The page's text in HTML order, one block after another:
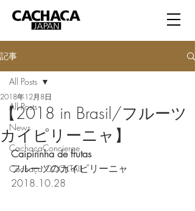
記事
All Posts
News
CachacaConcierge
Cachaça COCKTAIL
All Posts
【2018 in Brasil/フルーツ
カイピリーニャ】
2018年12月8日
Caipirinha de frutas
フルーツのカイピリーニャ
2018.10.28